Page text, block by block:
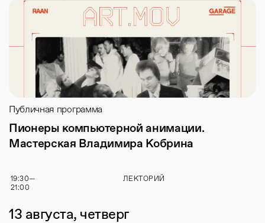
Публичная программа
Пионеры компьютерной анимации.
Мастерская Владимира Кобрина
19:30—
21:00
ЛЕКТОРИЙ
13 августа, четверг